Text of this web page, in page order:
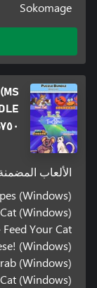
Sokomage
الألعاب
(Windows)
(Windows)
Feed Your Cat
(Windows)
(Windows)
(Windows)